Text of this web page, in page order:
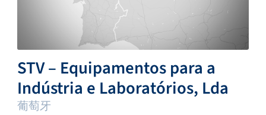
STV – Equipamentos para a
Indústria e Laboratórios, Lda
葡萄牙